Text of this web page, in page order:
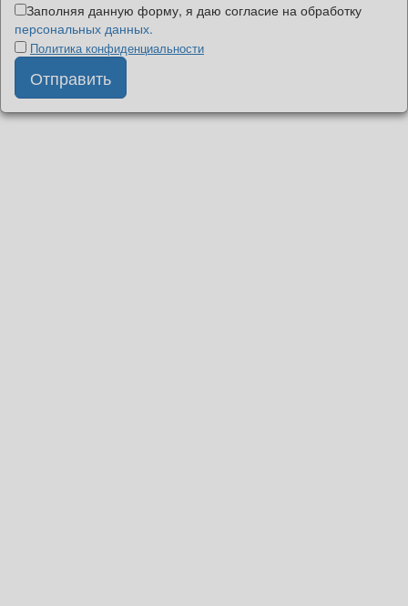
Заполняя данную форму, я даю согласие на обработку
персональных данных.
Политика конфиденциальности